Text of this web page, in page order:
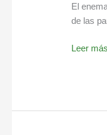
El
de las
Leer